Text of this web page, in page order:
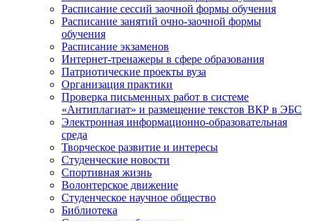
Расписание сессий заочной формы обучения
Расписание занятий очно-заочной формы
обучения
Расписание экзаменов
Интернет-тренажеры в сфере образования
Патриотические проекты вуза
Организация практики
Проверка письменных работ в системе
«Антиплагиат» и размещение текстов ВКР в ЭБС
Электронная информационно-образовательная
среда
Творческое развитие и интересы
Студенческие новости
Спортивная жизнь
Волонтерское движение
Студенческое научное общество
Библиотека